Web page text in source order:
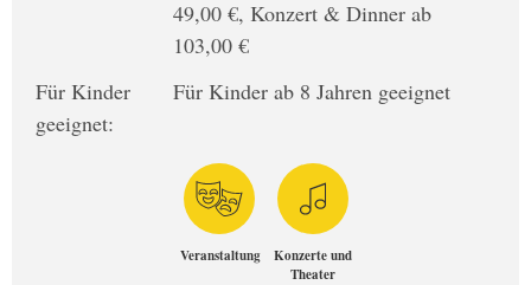
49,00 €, Konzert & Dinner ab
103,00 €
Für Kinder
geeignet:
Für Kinder ab 8 Jahren geeignet
Veranstaltung
Konzerte und
Theater